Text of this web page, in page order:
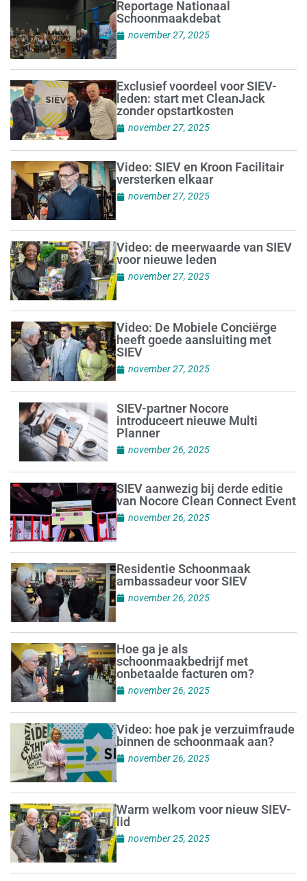
Reportage Nationaal
Schoonmaakdebat
november 27, 2025
Exclusief voordeel voor SIEV-
leden: start met CleanJack
zonder opstartkosten
november 27, 2025
Video: SIEV en Kroon Facilitair
versterken elkaar
november 27, 2025
Video: de meerwaarde van SIEV
voor nieuwe leden
november 27, 2025
Video: De Mobiele Conciërge
heeft goede aansluiting met
SIEV
november 27, 2025
SIEV-partner Nocore
introduceert nieuwe Multi
Planner
november 26, 2025
SIEV aanwezig bij derde editie
van Nocore Clean Connect Event
november 26, 2025
Residentie Schoonmaak
ambassadeur voor SIEV
november 26, 2025
Hoe ga je als
schoonmaakbedrijf met
onbetaalde facturen om?
november 26, 2025
Video: hoe pak je verzuimfraude
binnen de schoonmaak aan?
november 26, 2025
Warm welkom voor nieuw SIEV-
lid
november 25, 2025